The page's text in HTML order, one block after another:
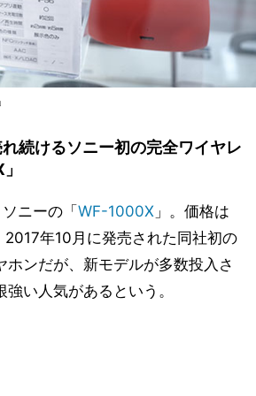
続けるソニー初の完全ワイヤレ
ニーの「 WF-1000X 」。価格は
年10月に発売された同社初の
ホンだが、新モデルが多数投入さ
い人気があるという。